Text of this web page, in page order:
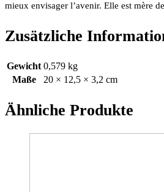
mieux envisager l’avenir. Elle est mère
Zusätzliche
Gewicht 0,579 kg
Maße
20 × 12,5 × 3,2 cm
Ähnliche Produkte